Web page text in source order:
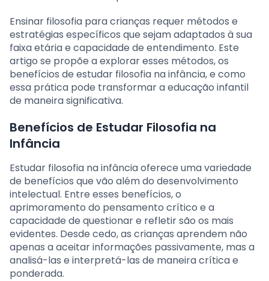
Ensinar filosofia para crianças requer métodos e
estratégias específicos que sejam adaptados à sua
faixa etária e capacidade de entendimento. Este
artigo se propõe a explorar esses métodos, os
benefícios de estudar filosofia na infância, e como
essa prática pode transformar a educação infantil
de maneira significativa.
Benefícios de Estudar Filosofia na
Infância
Estudar filosofia na infância oferece uma variedade
de benefícios que vão além do desenvolvimento
intelectual. Entre esses benefícios, o
aprimoramento do pensamento crítico e a
capacidade de questionar e refletir são os mais
evidentes. Desde cedo, as crianças aprendem não
apenas a aceitar informações passivamente, mas a
analisá-las e interpretá-las de maneira crítica e
ponderada.